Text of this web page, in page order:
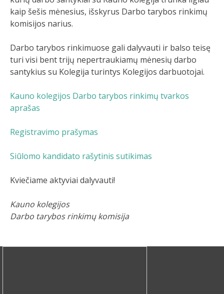
kaip šešis mėnesius, išskyrus Darbo tarybos rinkimų
komisijos narius.
Darbo tarybos rinkimuose gali dalyvauti ir balso teisę
turi visi bent trijų nepertraukiamų mėnesių darbo
santykius su Kolegija turintys Kolegijos darbuotojai.
Kauno kolegijos Darbo tarybos rinkimų tvarkos
aprašas
Registravimo prašymas
Siūlomo kandidato rašytinis sutikimas
Kviečiame aktyviai dalyvauti!
Kauno kolegijos
Darbo tarybos rinkimų komisija